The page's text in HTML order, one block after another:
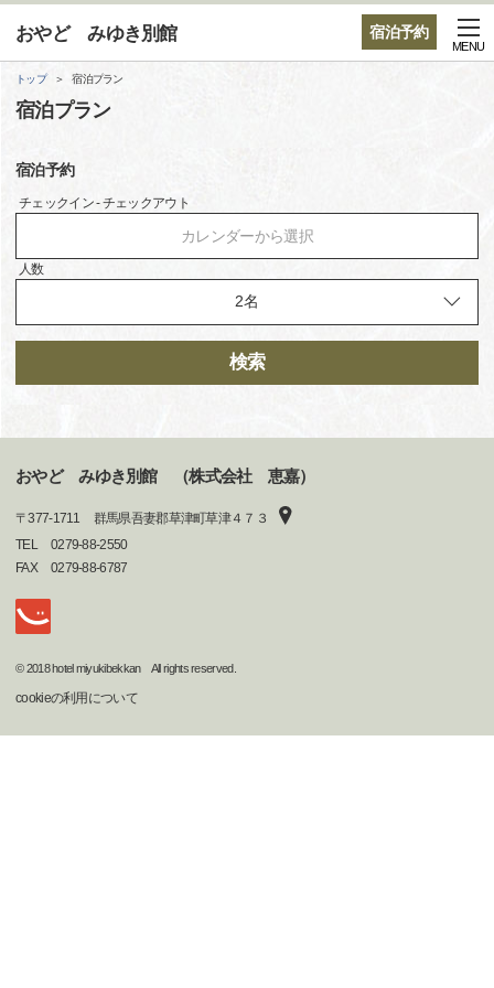
宿泊予約
おやど みゆき別館
MENU
トップ 宿泊プラン
宿泊プラン
宿泊予約
チェックイン - チェックアウト
カレンダーから選択
人数
検索
おやど みゆき別館 （株式会社 恵嘉）
〒377-1711
群馬県吾妻郡草津町草津４７３
TEL
0279-88-2550
FAX
0279-88-6787
© 2018 hotel miyukibekkan All rights reserved.
cookieの利用について